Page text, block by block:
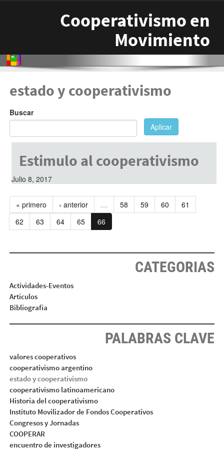
Cooperativismo en
Movimiento
estado y cooperativismo
Buscar
Aplicar
Estimulo al cooperativismo
Julio 8, 2017
« primero ‹ anterior … 58 59 60
61
62
63 64 65 66
CATEGORIAS
Actividades-Eventos
Artículos
Bibliografía
PALABRAS CLAVE
valores cooperativos
cooperativismo argentino
estado y cooperativismo
cooperativismo latinoamericano
Historia del cooperativismo
Instituto Movilizador de Fondos Cooperativos
Congresos y Jornadas
COOPERAR
encuentro de investigadores